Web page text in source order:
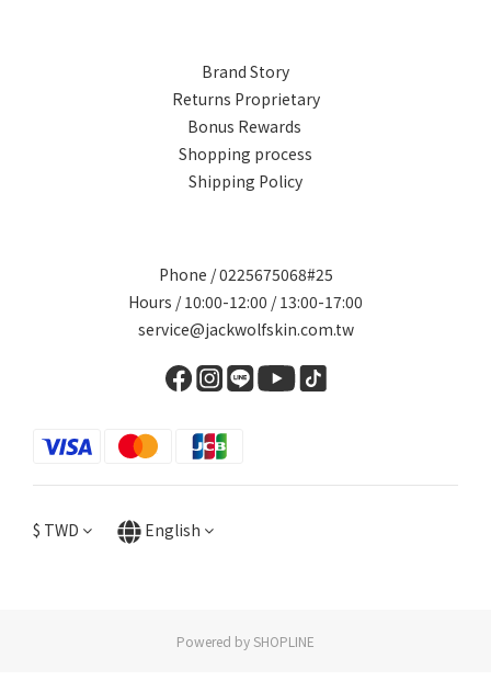
Brand Story
Returns Proprietary
Bonus Rewards
Shopping process
Shipping Policy
Phone / 0225675068#25
Hours / 10:00-12:00 / 13:00-17:00
service@jackwolfskin.com.tw
$ TWD English
Powered by SHOPLINE